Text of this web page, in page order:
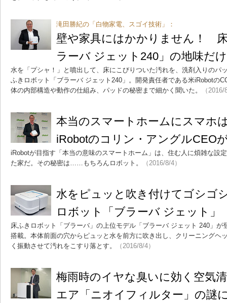
滝田勝紀の「白物家電、スゴイ技術」：
壁や家具にはかかりません！
ラーバ ジェット240」の地味だ
水を「プシャ！」と噴出して、床にこびりついた汚れを、洗剤入りのパ
ふきロボット「ブラーバ ジェット240」。開発責任者である米iRobotの
体の内部構造や動作の仕組み、パッドの秘密まで細かく聞いた。
（
本当のスマートホームにスマ
iRobotのコリン・アングルCEO
iRobotが目指す「本当の意味のスマートホーム」は、住む人に煩雑な設
た家だ。その秘密は……もちろんロボット。
（2016/8/4）
水をピュッと吹き付けてゴシゴ
ロボット「ブラーバ ジェット」
床ふきロボット「ブラーバ」の上位モデル「ブラーバ ジェット 240」が
搭載。本体前面の穴からピュッと水を前方に吹き出し、クリーニングヘ
く振動させて汚れをこすり落とす。
（2016/8/4）
梅雨時のイヤな臭いに効く空気
エア「ニオイフィルター」の謎